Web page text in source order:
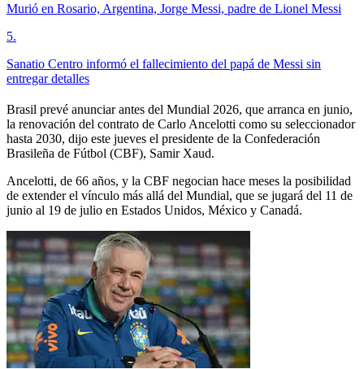
Murió en Rosario, Argentina, Jorge Messi, padre de Lionel Messi
5.
Sanatio Centro informó el fallecimiento del papá de Messi sin
entregar detalles
Brasil prevé anunciar antes del Mundial 2026, que arranca en junio,
la renovación del contrato de Carlo Ancelotti como su seleccionador
hasta 2030, dijo este jueves el presidente de la Confederación
Brasileña de Fútbol (CBF), Samir Xaud.
Ancelotti, de 66 años, y la CBF negocian hace meses la posibilidad
de extender el vínculo más allá del Mundial, que se jugará del 11 de
junio al 19 de julio en Estados Unidos, México y Canadá.